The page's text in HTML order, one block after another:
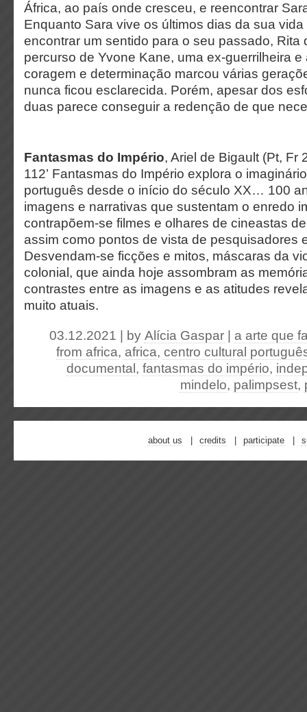
África, ao país onde cresceu, e reencontrar
Enquanto Sara vive os últimos dias da sua
encontrar um sentido para o seu passado, Rita
percurso de Yvone Kane, uma ex-guerrilheira
coragem e determinação marcou várias
nunca ficou esclarecida. Porém, apesar dos
duas parece conseguir a redenção de que
Fantasmas do Império, Ariel de Bigault (Pt, Fr
112’ Fantasmas do Império explora o
português desde o início do século XX… 100
imagens e narrativas que sustentam o enredo
contrapõem-se filmes e olhares de cineastas
assim como pontos de vista de pesquisadores
Desvendam-se ficções e mitos, máscaras da
colonial, que ainda hoje assombram as
contrastes entre as imagens e as atitudes
muito atuais.
03.12.2021 | by Alícia Gaspar
a arte que
from africa, africa, centro cultural
documental , fantasmas do império,
mindelo, palimpsest,
about us credits participate